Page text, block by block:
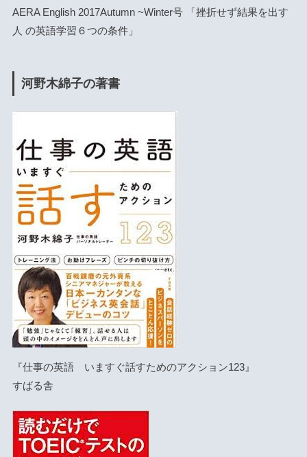
AERA English 2017Autumn ~Winter号 「挫折せず結果を出す
人 の英語学習６つの条件」
河野木綿子の著書
『仕事の英語 いますぐ話すためのアクション123』
すばる舎